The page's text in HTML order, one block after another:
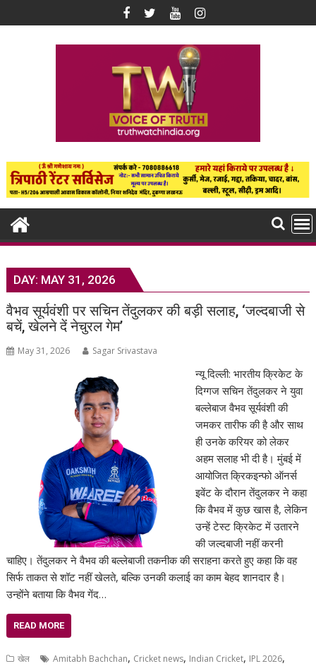
to
DAY: MAY 31, 2026
वैभव सूर्यवंशी पर सचिन तेंदुलकर की बड़ी सलाह, ‘जल्दबाजी से
बचें, खेलने दें नेचुरल गेम’
May 31, 2026 Sagar Srivastava
न्यू दिल्ली: भारतीय क्रिकेट के
दिग्गज सचिन तेंदुलकर ने युवा
बल्लेबाज वैभव सूर्यवंशी की
जमकर तारीफ की है और साथ
ही उनके करियर को लेकर
अहम सलाह भी दी है। मुंबई में
आयोजित क्रिकइन्फो ऑनर्स
इवेंट के दौरान तेंदुलकर ने कहा
कि वैभव में कुछ खास है, लेकिन
उन्हें टेस्ट क्रिकेट में उतारने
की जल्दबाजी नहीं करनी
चाहिए। तेंदुलकर ने वैभव की बल्लेबाजी तकनीक की सराहना करते हुए कहा कि वह
सिर्फ ताकत से शॉट नहीं खेलते, बल्कि उनकी कलाई का काम बेहद शानदार है।
उन्होंने बताया कि वैभव गेंद…
READ MORE
खेल Amitabh Bachchan, Cricket news, Indian Cricket, IPL 2026,